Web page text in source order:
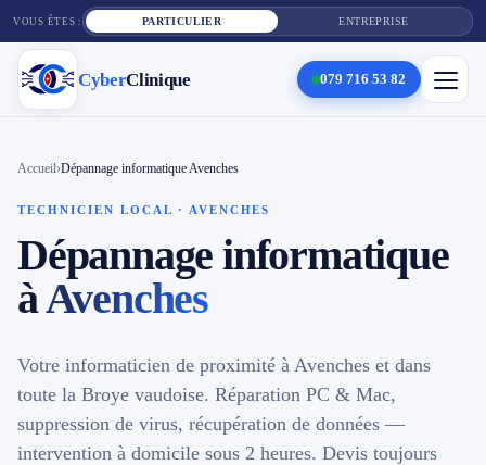
VOUS ÊTES : PARTICULIER ENTREPRISE
CyberClinique 079 716 53 82
Cyber Clinique
Services
Réparation téléphone
Blog
Contact
Accueil›Dépannage informatique Avenches
TECHNICIEN LOCAL · AVENCHES
Dépannage informatique
àAvenches
Votre informaticien de proximité à Avenches et dans
toute la Broye vaudoise. Réparation PC & Mac,
suppression de virus, récupération de données —
intervention à domicile sous 2 heures. Devis toujours